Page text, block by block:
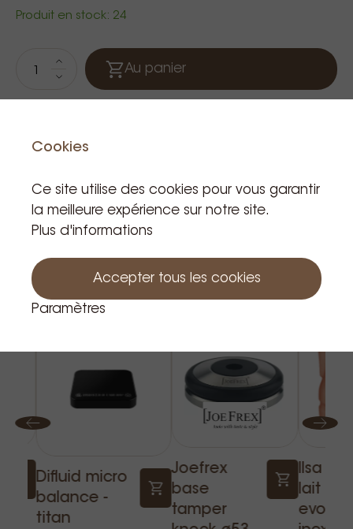
Produit en stock: 24
Au panier
Produits apparentés
Difluid micro
balance -
titan
Joefrex
base
tamper
Ilsa
lait
Cookies
Ce site utilise des cookies pour vous garantir
la meilleure expérience sur notre site.
Plus d'informations
Accepter tous les cookies
Paramètres